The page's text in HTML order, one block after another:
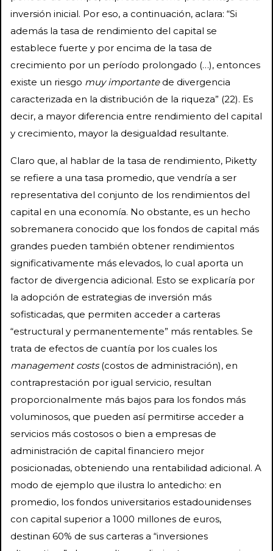
inversión inicial. Por eso, a continuación, aclara: “Si
además la tasa de rendimiento del capital se
establece fuerte y por encima de la tasa de
crecimiento por un período prolongado (…), entonces
existe un riesgo muy importantede divergencia
caracterizada en la distribución de la riqueza” (22). Es
decir, a mayor diferencia entre rendimiento del capital
y crecimiento, mayor la desigualdad resultante.
Claro que, al hablar de la tasa de rendimiento, Piketty
se refiere a una tasa promedio, que vendría a ser
representativa del conjunto de los rendimientos del
capital en una economía. No obstante, es un hecho
sobremanera conocido que los fondos de capital más
grandes pueden también obtener rendimientos
significativamente más elevados, lo cual aporta un
factor de divergencia adicional. Esto se explicaría por
la adopción de estrategias de inversión más
sofisticadas, que permiten acceder a carteras
“estructural y permanentemente” más rentables. Se
trata de efectos de cuantía por los cuales los
management costs(costos de administración), en
contraprestación por igual servicio, resultan
proporcionalmente más bajos para los fondos más
voluminosos, que pueden así permitirse acceder a
servicios más costosos o bien a empresas de
administración de capital financiero mejor
posicionadas, obteniendo una rentabilidad adicional. A
modo de ejemplo que ilustra lo antedicho: en
promedio, los fondos universitarios estadounidenses
con capital superior a 1000 millones de euros,
destinan 60% de sus carteras a “inversiones